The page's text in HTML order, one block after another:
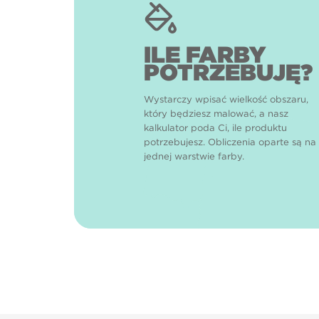
ILE FARBY
POTRZEBUJĘ?
Wystarczy wpisać wielkość obszaru,
który będziesz malować, a nasz
kalkulator poda Ci, ile produktu
potrzebujesz. Obliczenia oparte są na
jednej warstwie farby.